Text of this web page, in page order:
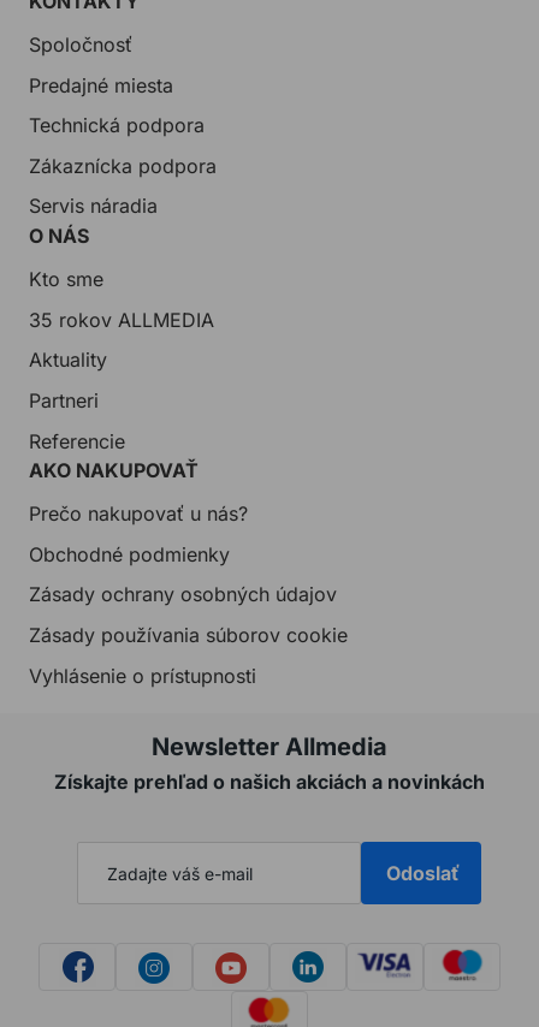
Spoločnosť
Predajné miesta
Technická podpora
Zákaznícka podpora
Servis náradia
O NÁS
Kto sme
35 rokov ALLMEDIA
Aktuality
Partneri
Referencie
AKO NAKUPOVAŤ
Prečo nakupovať u nás?
Obchodné podmienky
Zásady ochrany osobných údajov
Zásady používania súborov cookie
Vyhlásenie o prístupnosti
Newsletter Allmedia
Získajte prehľad o našich akciách a novinkách
Odoslať